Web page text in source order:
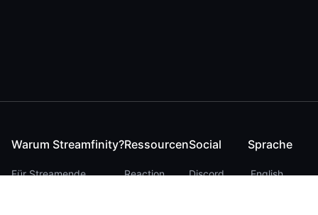
Warum Streamfinity?
Für Streamende
Ressourcen
Reaction
Social
Discord
Sprache
English